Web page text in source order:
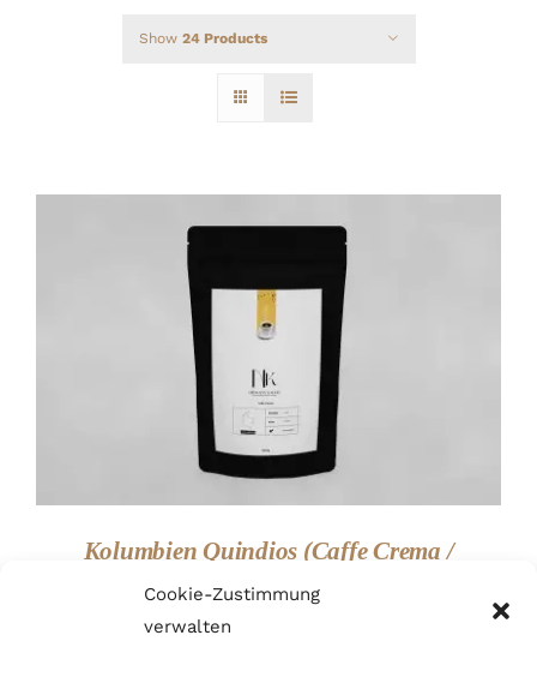
Cookie-Zustimmung
verwalten
Show 24 Products
ADD TO CART
Kolumbien Quindios (Caffe Crema /
Bohne)
€ Preise inkl. MwSt. zzgl. Versandkosten